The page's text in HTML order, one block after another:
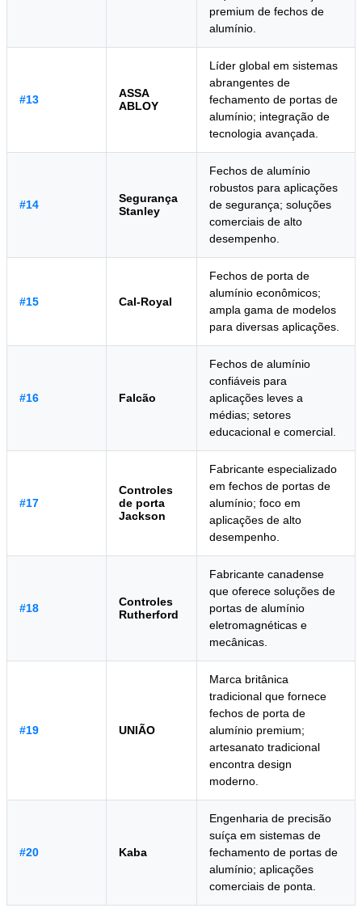
premium de fechos de
alumínio.
#13
ASSA
ABLOY
Líder global em sistemas
abrangentes de
fechamento de portas de
alumínio; integração de
tecnologia avançada.
#14
Segurança
Stanley
Fechos de alumínio
robustos para aplicações
de segurança; soluções
comerciais de alto
desempenho.
#15 Cal-Royal
Fechos de porta de
alumínio econômicos;
ampla gama de modelos
para diversas aplicações.
#16 Falcão
Fechos de alumínio
confiáveis para
aplicações leves a
médias; setores
educacional e comercial.
#17
Controles
de porta
Jackson
Fabricante especializado
em fechos de portas de
alumínio; foco em
aplicações de alto
desempenho.
#18
Controles
Rutherford
Fabricante canadense
que oferece soluções de
portas de alumínio
eletromagnéticas e
mecânicas.
#19 UNIÃO
Marca britânica
tradicional que fornece
fechos de porta de
alumínio premium;
artesanato tradicional
encontra design
moderno.
#20 Kaba
Engenharia de precisão
suíça em sistemas de
fechamento de portas de
alumínio; aplicações
comerciais de ponta.